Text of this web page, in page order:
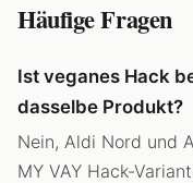
Häufige Fragen
Ist veganes Hack
dasselbe Produkt?
Nein, Aldi Nord und
MY VAY Hack-